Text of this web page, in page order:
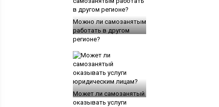
Можно ли самозанятым
работать в другом
регионе?
Может ли самозанятый
оказывать услуги